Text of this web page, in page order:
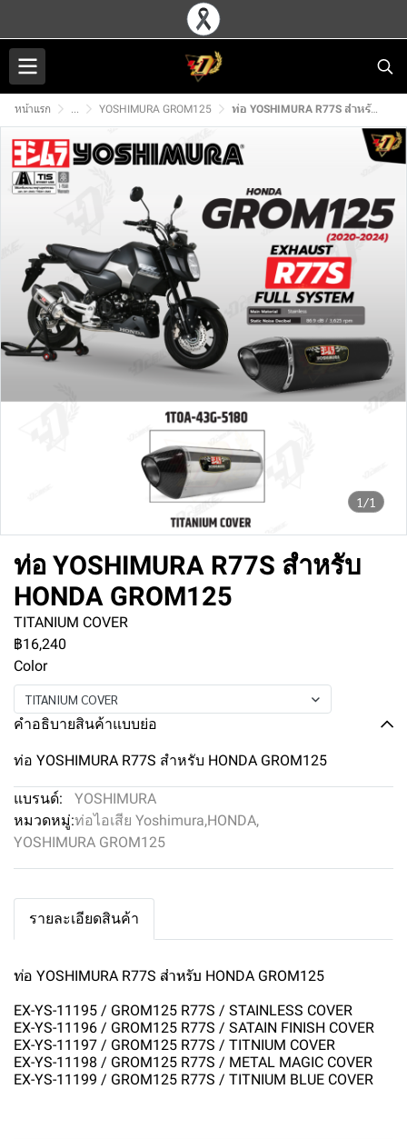
หน้าแรก ... YOSHIMURA GROM125 ท่อ YOSHIMURA R77S สำหรับ HONDA GROM125
1/1
ท่อ YOSHIMURA R77S สำหรับ
HONDA GROM125
TITANIUM COVER
฿16,240
Color
TITANIUM COVER
คำอธิบายสินค้าแบบย่อ
ท่อ YOSHIMURA R77S สำหรับ HONDA GROM125
แบรนด์:
YOSHIMURA
หมวดหมู่:ท่อไอเสีย Yoshimura,HONDA,
YOSHIMURA GROM125
รายละเอียดสินค้า
ท่อ YOSHIMURA R77S สำหรับ HONDA GROM125
EX-YS-11195 / GROM125 R77S / STAINLESS COVER
EX-YS-11196 / GROM125 R77S / SATAIN FINISH COVER
EX-YS-11197 / GROM125 R77S / TITNIUM COVER
EX-YS-11198 / GROM125 R77S / METAL MAGIC COVER
EX-YS-11199 / GROM125 R77S / TITNIUM BLUE COVER